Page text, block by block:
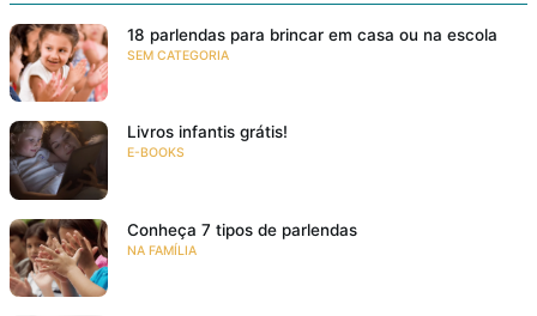
18 parlendas para brincar em casa ou na escola
SEM CATEGORIA
Livros infantis grátis!
E-BOOKS
Conheça 7 tipos de parlendas
NA FAMÍLIA